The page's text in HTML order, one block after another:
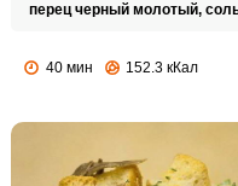
перец черный молотый,
40 мин 152.3 кКал